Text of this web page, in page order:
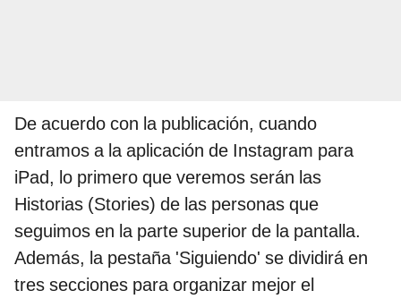
De acuerdo con la publicación, cuando
entramos a la aplicación de Instagram para
iPad, lo primero que veremos serán las
Historias (Stories) de las personas que
seguimos en la parte superior de la pantalla.
Además, la pestaña 'Siguiendo' se dividirá en
tres secciones para organizar mejor el